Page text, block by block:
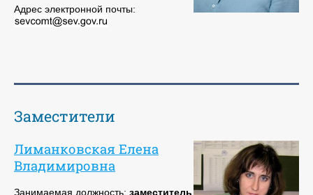
Адрес электронной почты:
Заместители
Лиманковская Елена
Владимировна
Занимаемая должность: заместитель